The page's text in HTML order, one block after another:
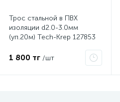
Трос стальной в ПВХ
изоляции d2.0-3.0мм
(уп.20м) Tech-Krep 127853
1 800 тг /шт